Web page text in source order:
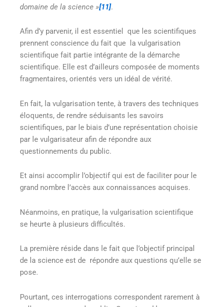
domaine de la science »[11].
Afin d’y parvenir, il est essentiel que les scientifiques
prennent conscience du fait que la vulgarisation
scientifique fait partie intégrante de la démarche
scientifique. Elle est d’ailleurs composée de moments
fragmentaires, orientés vers un idéal de vérité.
En fait, la vulgarisation tente, à travers des techniques
éloquents, de rendre séduisants les savoirs
scientifiques, par le biais d’une représentation choisie
par le vulgarisateur afin de répondre aux
questionnements du public.
Et ainsi accomplir l’objectif qui est de faciliter pour le
grand nombre l’accès aux connaissances acquises.
Néanmoins, en pratique, la vulgarisation scientifique
se heurte à plusieurs difficultés.
La première réside dans le fait que l’objectif principal
de la science est de répondre aux questions qu’elle se
pose.
Pourtant, ces interrogations correspondent rarement à